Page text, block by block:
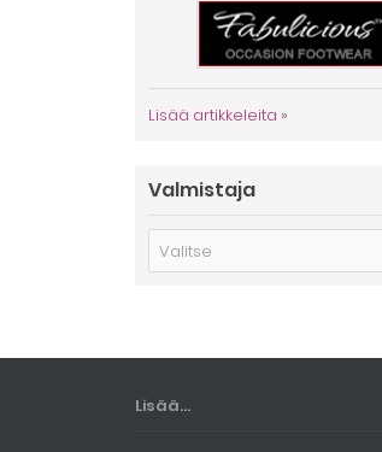
Lisää artikkeleita »
Valmistaja
Valitse
Lisää...